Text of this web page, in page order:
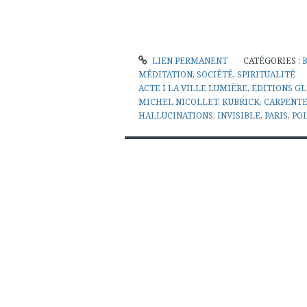
LIEN PERMANENT CATÉGORIES :
MÉDITATION, SOCIÉTÉ, SPIRITUALITÉ
ACTE I LA VILLE LUMIÈRE, EDITIONS
MICHEL NICOLLET, KUBRICK,
HALLUCINATIONS, INVISIBLE, PARIS,